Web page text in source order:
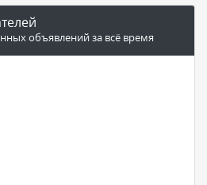
объявлений за всё время